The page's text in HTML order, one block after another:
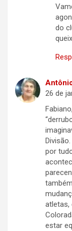
do
26 de
por
atletas,
estar